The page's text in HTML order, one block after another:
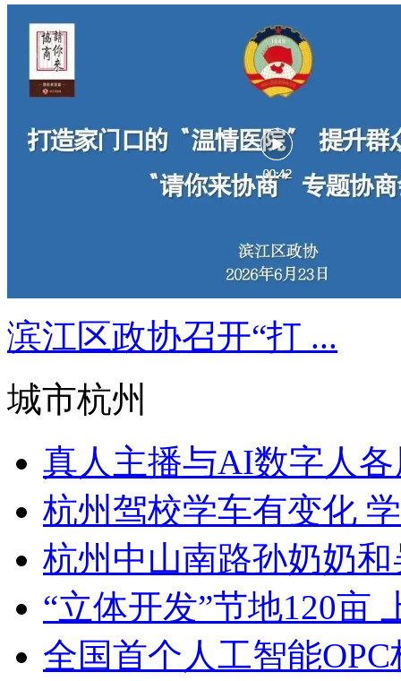
滨江区政协召开“打 ...
城市杭州
真人主播与AI数字人
杭州驾校学车有变化
杭州中山南路孙奶奶
“立体开发”节地120亩
全国首个人工智能